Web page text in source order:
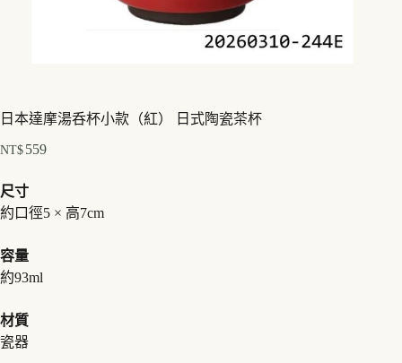
日本達摩湯呑杯小款（紅） 日式陶瓷茶杯
NT$ 559
尺寸
約口徑5 × 高7cm
容量
約93ml
材質
瓷器